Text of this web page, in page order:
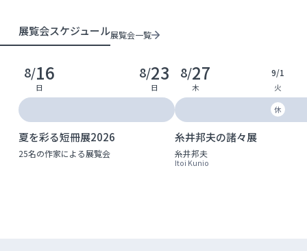
展覧会スケジュール展覧会一覧
8/16
日
8/23
日
夏を彩る短冊展2026
25名の作家による展覧会
8/27
木
9/1
火
休
糸井邦夫の諸々展
糸井邦夫
Itoi Kunio